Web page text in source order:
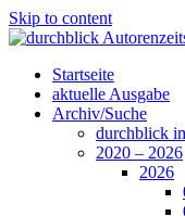
Skip to content
Startseite
aktuelle Ausgabe
Archiv/Suche
durchblick
2020 – 2026
2026